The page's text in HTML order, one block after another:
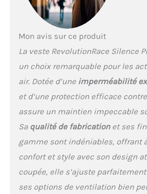
fermetures
nécessaire est
rapide et aisé.
difficile de
veste outdoor
homme qui
tout en vous
la pluie !
La coupe
veste
Silence
rend
mouvements.
tissu durable,
pratiques et la
Mon avis sur ce produit
La veste RevolutionRace Silence
un choix remarquable pour les
air. Dotée d’une imperméabilité
et d’une protection efficace
assure un maintien impeccable
Sa qualité de fabricationet ses
gamme sont indéniables, offrant
confort et style avec son design
coupée, elle s’ajuste
ses options de ventilation bien